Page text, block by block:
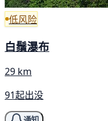
低风险
白鬚瀑布
29 km
91起出没